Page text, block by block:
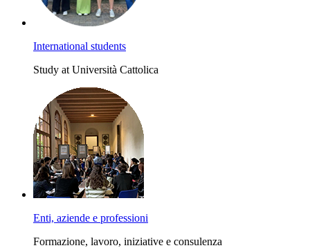
International students
Study at Università Cattolica
Enti, aziende e professioni
Formazione, lavoro, iniziative e consulenza